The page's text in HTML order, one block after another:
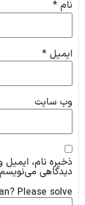
نام *
ایمیل *
وب‌ سایت
ذخیره نام، ایمیل
دیدگاهی
Please solve: